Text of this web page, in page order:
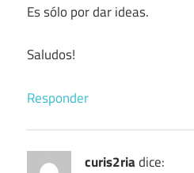
Es sólo por dar ideas.
Saludos!
Responder
curis2riadice: